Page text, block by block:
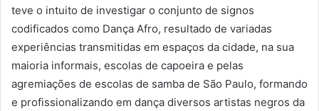
teve o intuito de investigar o conjunto de signos
codificados como Dança Afro, resultado de variadas
experiências transmitidas em espaços da cidade, na sua
maioria informais, escolas de capoeira e pelas
agremiações de escolas de samba de São Paulo, formando
e profissionalizando em dança diversos artistas negros da